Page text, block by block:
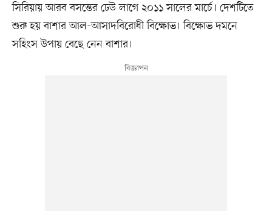
সিরিয়ায় আরব বসন্তের ঢেউ লাগে ২০১১ সালের মার্চে। দেশটিতে
শুরু হয় বাশার আল-আসাদবিরোধী বিক্ষোভ। বিক্ষোভ দমনে
সহিংস উপায় বেছে নেন বাশার।